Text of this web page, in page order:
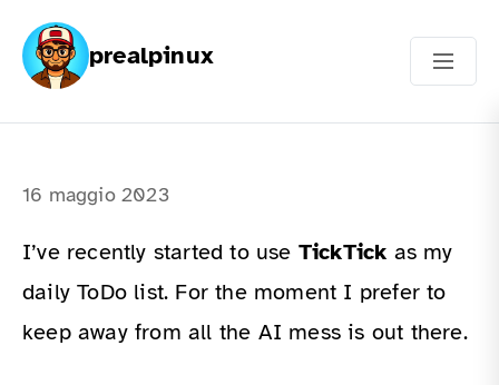
prealpinux
16 maggio 2023
I’ve recently started to use TickTick as my
daily ToDo list. For the moment I prefer to
keep away from all the AI mess is out there.